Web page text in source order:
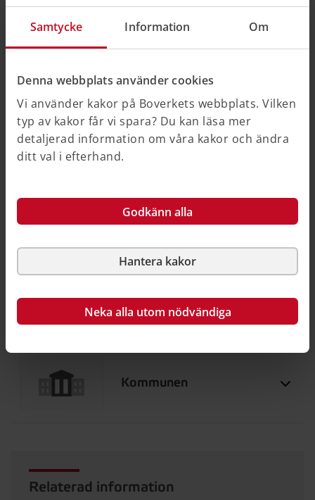
Samtycke Information Om
Denna webbplats använder cookies
Vi använder kakor på Boverkets webbplats. Vilken
typ av kakor får vi spara? Du kan läsa mer
detaljerad information om våra kakor och ändra
ditt val i efterhand.
Godkänn alla
Hantera kakor
Neka alla utom nödvändiga
Sveriges geologiska
undersökning
SGU kartlägger radioaktivitet i
håller även utbildningar i
markradonmätning för
kommuner och konsulter.
Swedac
Kommunen
Relaterad information